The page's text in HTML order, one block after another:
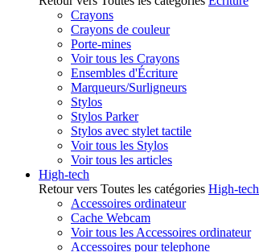
Crayons
Crayons de couleur
Porte-mines
Voir tous les Crayons
Ensembles d'Écriture
Marqueurs/Surligneurs
Stylos
Stylos Parker
Stylos avec stylet tactile
Voir tous les Stylos
Voir tous les articles
High-tech
Retour vers Toutes les catégories High-tech
Accessoires ordinateur
Cache Webcam
Voir tous les Accessoires ordinateur
Accessoires pour telephone